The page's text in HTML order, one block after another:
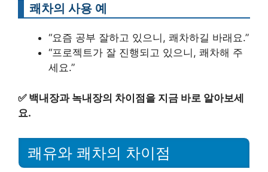
쾌차의 사용 예
“요즘 공부 잘하고 있으니, 쾌차하길 바래요.”
“프로젝트가 잘 진행되고 있으니, 쾌차해 주
세요.”
✅ 백내장과 녹내장의 차이점을 지금 바로 알아보세
요.
쾌유와 쾌차의 차이점